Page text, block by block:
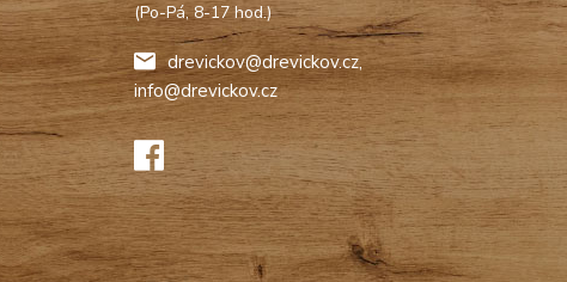
(Po-Pá, 8-17 hod.)
drevickov@drevickov.cz,
info@drevickov.cz